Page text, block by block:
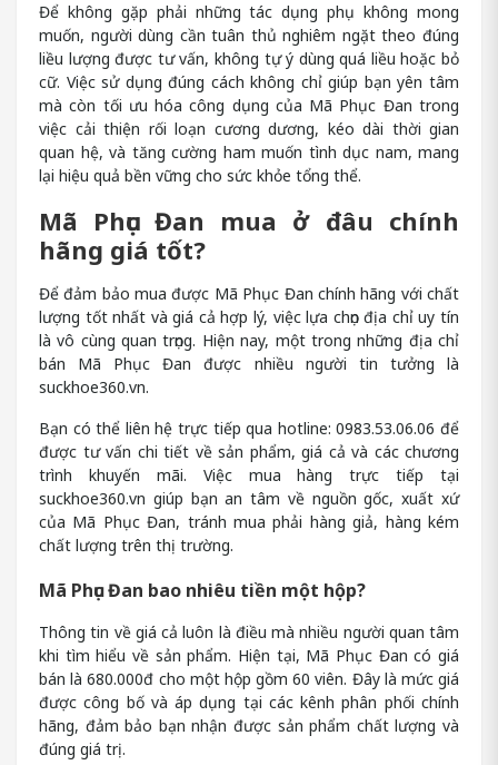
Để không gặp phải những tác dụng phụ không mong
muốn, người dùng cần tuân thủ nghiêm ngặt theo đúng
liều lượng được tư vấn, không tự ý dùng quá liều hoặc bỏ
cữ. Việc sử dụng đúng cách không chỉ giúp bạn yên tâm
mà còn tối ưu hóa công dụng của Mã Phục Đan trong
việc cải thiện rối loạn cương dương, kéo dài thời gian
quan hệ, và tăng cường ham muốn tình dục nam, mang
lại hiệu quả bền vững cho sức khỏe tổng thể.
Mã Phục Đan mua ở đâu chính
hãng giá tốt?
Để đảm bảo mua được Mã Phục Đan chính hãng với chất
lượng tốt nhất và giá cả hợp lý, việc lựa chọn địa chỉ uy tín
là vô cùng quan trọng. Hiện nay, một trong những địa chỉ
bán Mã Phục Đan được nhiều người tin tưởng là
suckhoe360.vn.
Bạn có thể liên hệ trực tiếp qua hotline: 0983.53.06.06 để
được tư vấn chi tiết về sản phẩm, giá cả và các chương
trình khuyến mãi. Việc mua hàng trực tiếp tại
suckhoe360.vn giúp bạn an tâm về nguồn gốc, xuất xứ
của Mã Phục Đan, tránh mua phải hàng giả, hàng kém
chất lượng trên thị trường.
Mã Phục Đan bao nhiêu tiền một hộp?
Thông tin về giá cả luôn là điều mà nhiều người quan tâm
khi tìm hiểu về sản phẩm. Hiện tại, Mã Phục Đan có giá
bán là 680.000đ cho một hộp gồm 60 viên. Đây là mức giá
được công bố và áp dụng tại các kênh phân phối chính
hãng, đảm bảo bạn nhận được sản phẩm chất lượng và
đúng giá trị.